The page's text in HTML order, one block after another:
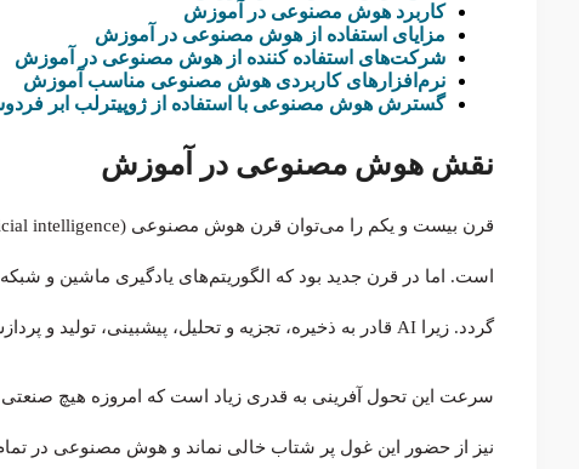
کاربرد هوش مصنوعی در آموزش
مزایای استفاده از هوش مصنوعی در آموزش
شرکت‌های استفاده کننده از هوش مصنوعی در آموزش
نرم‌افزارهای کاربردی هوش مصنوعی مناسب آموزش
گسترش هوش مصنوعی با استفاده از ژوپیترلب ابر
نقش هوش مصنوعی در آموزش
است. اما در قرن جدید بود که الگوریتم‌های یادگیری ماشین و
گردد. زیرا AI قادر به ذخیره، تجزیه و تحلیل، پیشبینی، تولید و پردازش زبان طبیعی بدون دخالت انسان شد.
سرعت این تحول آفرینی به قدری زیاد است که امروزه هیچ
نیز از حضور این غول پر شتاب خالی نماند و هوش مصنوعی در تمام